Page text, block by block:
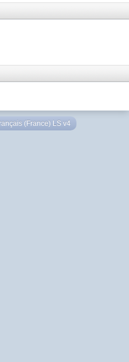
(France) LS v4